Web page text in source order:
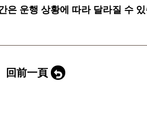
은 운행 상황에 따라 달라질 수
回前一頁